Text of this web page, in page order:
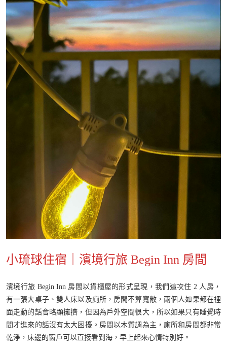
小琉球住宿｜濱境行旅 Begin Inn 房間
濱境行旅 Begin Inn 房間以貨櫃屋的形式呈現，我們這次住 2 人房，
有一張大桌子、雙人床以及廁所，房間不算寬敞，兩個人如果都在裡
面走動的話會略顯擁擠，但因為戶外空間很大，所以如果只有睡覺時
間才進來的話沒有太大困擾。房間以木質調為主，廁所和房間都非常
乾淨，床邊的窗戶可以直接看到海，早上起來心情特別好。